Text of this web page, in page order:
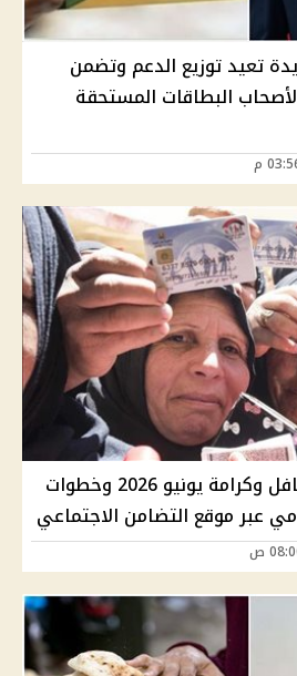
تعيد توزيع الدعم وتضمن
لأصحاب البطاقات المستحقة
موعد صرف معاش تكافل وكرامة يونيو 2026 وخطوات
عبر موقع التضامن الاجتماعي